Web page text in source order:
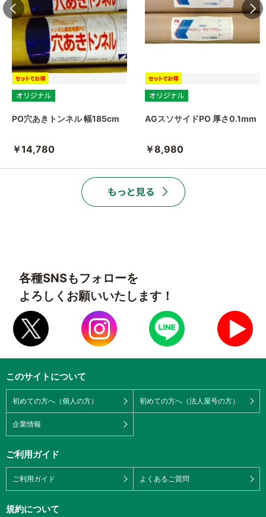
PO穴あきトンネル 幅185cm
￥14,780
AGスソサイドPO 厚さ0.1mm
￥8,980
各種SNSもフォローを
よろしくお願いいたします！
このサイトについて
初めての方へ（個人の方） 初めての方へ（法人屋号の方）
企業情報
ご利用ガイド
ご利用ガイド よくあるご質問
規約について